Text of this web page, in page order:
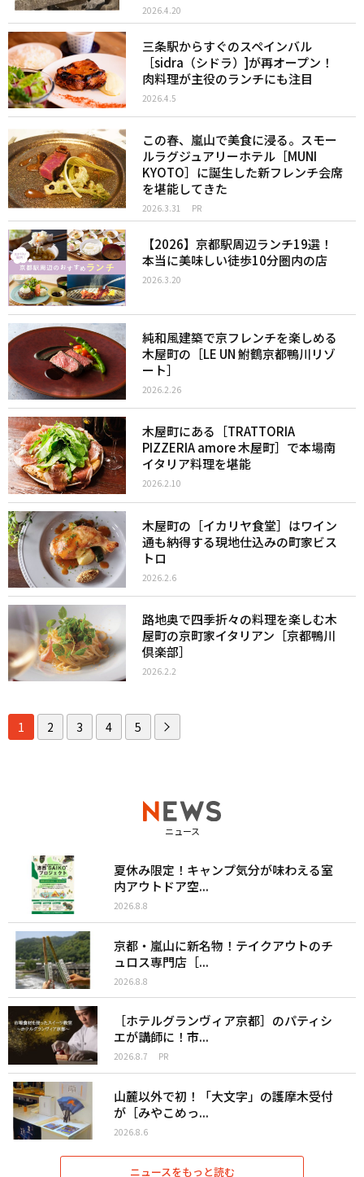
2026.4.20
三条駅からすぐのスペインバル
［sidra（シドラ）]が再オープン！
肉料理が主役のランチにも注目
2026.4.5
この春、嵐山で美食に浸る。スモー
ルラグジュアリーホテル［MUNI
KYOTO］に誕生した新フレンチ会席
を堪能してきた
2026.3.31 PR
【2026】京都駅周辺ランチ19選！
本当に美味しい徒歩10分圏内の店
2026.3.20
純和風建築で京フレンチを楽しめる
木屋町の［LE UN 鮒鶴京都鴨川リゾ
ート］
2026.2.26
木屋町にある［TRATTORIA
PIZZERIA amore 木屋町］で本場南
イタリア料理を堪能
2026.2.10
木屋町の［イカリヤ食堂］はワイン
通も納得する現地仕込みの町家ビス
トロ
2026.2.6
路地奥で四季折々の料理を楽しむ木
屋町の京町家イタリアン［京都鴨川
倶楽部］
2026.2.2
1 2 3 4 5
ニュース
夏休み限定！キャンプ気分が味わえる室
内アウトドア空...
2026.8.8
京都・嵐山に新名物！テイクアウトのチ
ュロス専門店［...
2026.8.8
［ホテルグランヴィア京都］のパティシ
エが講師に！市...
2026.8.7 PR
山麓以外で初！「大文字」の護摩木受付
が［みやこめっ...
2026.8.6
ニュースをもっと読む